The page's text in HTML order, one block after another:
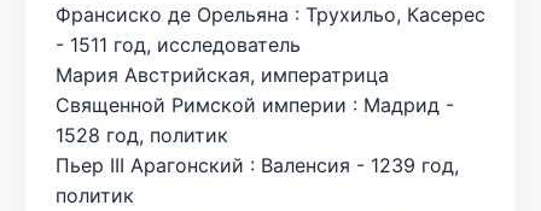
Франсиско де Орельяна : Трухильо, Касерес
- 1511 год, исследователь
Мария Австрийская, императрица
Священной Римской империи : Мадрид -
1528 год, политик
Пьер III Арагонский : Валенсия - 1239 год,
политик